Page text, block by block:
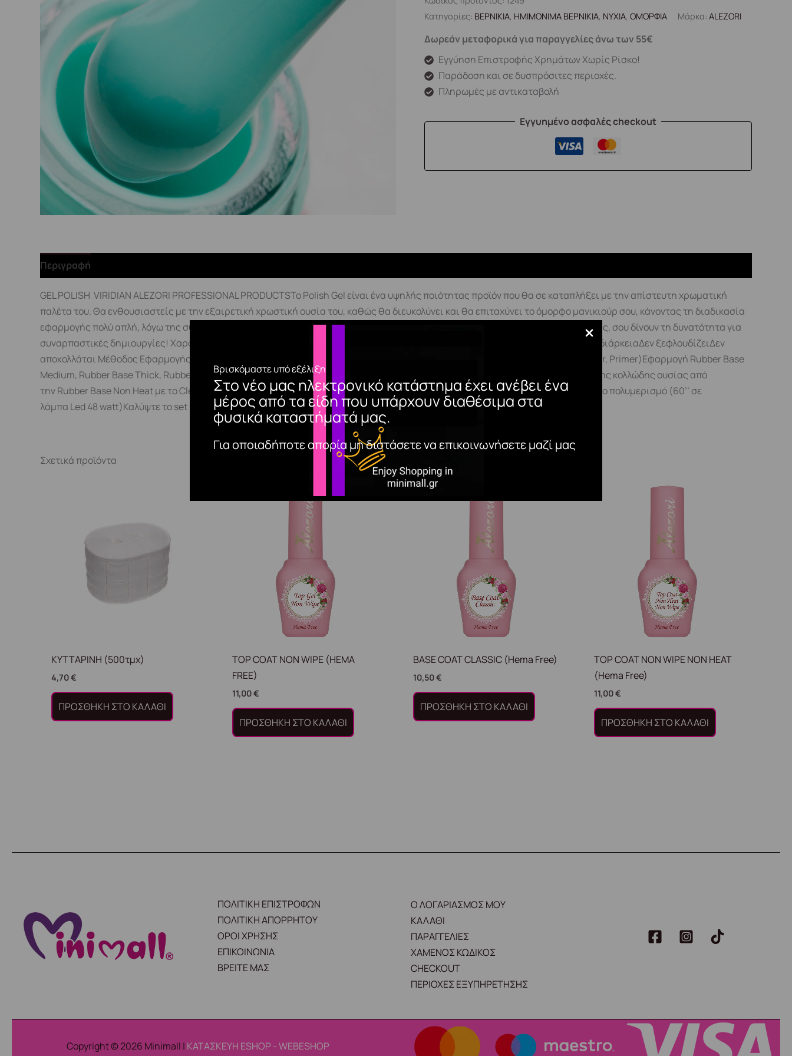
Βρισκόμαστε υπό εξέλιξη
Στο νέο μας ηλεκτρονικό κατάστημα έχει ανέβει ένα
μέρος από τα είδη που υπάρχουν διαθέσιμα στα
φυσικά καταστήματά μας.
Για οποιαδήποτε απορία μη διστάσετε να επικοινωνήσετε μαζί μας
Κατηγορίες: ΒΕΡΝΙΚΙΑ, ΗΜΙΜΟΝΙΜΑ ΒΕΡΝΙΚΙΑ, ΝΥΧΙΑ,ΟΜΟΡΦΙΑ Μάρκα:ALEZORI
Δωρεάν μεταφορικά για παραγγελίες άνω των 55€
Εγγύηση Επιστροφής Χρημάτων Χωρίς Ρίσκο!
Παράδοση και σε δυσπρόσιτες περιοχές.
Πληρωμές με αντικαταβολή
Εγγυημένο ασφαλές checkout
Περιγραφή
GEL POLISH VIRIDIAN ALEZORI PROFESSIONAL PRODUCTSΤο Polish Gel είναι ένα υψηλής ποιότητας προϊόν που θα σε καταπλήξει με την απίστευτη χρωματική
παλέτα του. Θα ενθουσιαστείς με την εξαιρετική χρωστική ουσία του, καθώς θα διευκολύνει και θα επιταχύνει το όμορφο μανικιούρ σου, κάνοντας τη διαδικασία
εφαρμογής πολύ απλή, λόγω της σύστασης και της ρευστότητας του. Ο συνδυασμός των χρωμάτων με τα υπεργυαλιστερα Top μας, σου δίνουν τη δυνατότητα για
συναρπαστικές δημιουργίες! Χαρακτηριστικά:Έντονη χρωστικήΜεσαία ρευστότηταΑπλώνεται ομοιόμορφαΜεγάλη αντοχή και διάρκειαΔεν ξεφλουδίζειΔεν
αποκολλάται Μέθοδος Εφαρμογής:Η τυπική διαδικασία προετοιμασίας της φυσικής πλάκας του νυχιού Primer(Cleaner, Optimizer, Primer)Εφαρμογή Rubber Base
Medium, Rubber Base Thick, Rubber Base Non Heat της αρεσκείας σας στη πλάκα του νυχιούΣΗΜΑΝΤΙΚΟ! Συνίσταται αφαίρεση της κολλώδης ουσίας από
την Rubber Base Non Heat με το Cleaner πριν τη χρήση του polish gel.Εφαρμόζουμε 2 λεπτές στρώσεις του Polish Gel, με ενδιάμεσο πολυμερισμό (60’’ σε
λάμπα Led 48 watt)Καλύψτε το set με ένα Top Coat. *mini tips*Στα σκούρα χρώματα αυξάνουμε τον πολυμερισμό μέχρι και 120’’.
Σχετικά προϊόντα
ΚΥΤΤΑΡΙΝΗ (500τμχ)
4,70€
ΠΡΟΣΘΉΚΗ ΣΤΟ ΚΑΛΆΘΙ
TOP COAT NON WIPE (HEMA
FREE)
11,00€
ΠΡΟΣΘΉΚΗ ΣΤΟ ΚΑΛΆΘΙ
BASE COAT CLASSIC (Hema Free)
10,50€
ΠΡΟΣΘΉΚΗ ΣΤΟ ΚΑΛΆΘΙ
TOP COAT NON WIPE NON HEAT
(Hema Free)
11,00€
ΠΡΟΣΘΉΚΗ ΣΤΟ ΚΑΛΆΘΙ
ΠΟΛΙΤΙΚΗ ΕΠΙΣΤΡΟΦΩΝ
ΠΟΛΙΤΙΚΗ ΑΠΟΡΡΗΤΟΥ
ΟΡΟΙ ΧΡΗΣΗΣ
ΕΠΙΚΟΙΝΩΝΙΑ
ΒΡΕΙΤΕ ΜΑΣ
Ο ΛΟΓΑΡΙΑΣΜΟΣ ΜΟΥ
ΚΑΛΑΘΙ
ΠΑΡΑΓΓΕΛΙΕΣ
ΧΑΜΕΝΟΣ ΚΩΔΙΚΟΣ
CHECKOUT
ΠΕΡΙΟΧΕΣ ΕΞΥΠΗΡΕΤΗΣΗΣ
Copyright © 2026 Minimall | ΚΑΤΑΣΚΕΥΗ ESHOP - WEBESHOP